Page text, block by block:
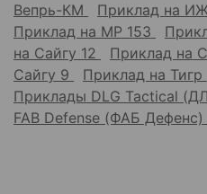
Вепрь-КМ
Приклад на
Приклад на МР 153
на Сайгу 12
Приклад на
Сайгу 9
Приклад на Тигр
Приклады DLG Tactical
FAB Defense (ФАБ Дефенс)